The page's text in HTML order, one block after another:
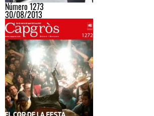
Número 1273
30/08/2013